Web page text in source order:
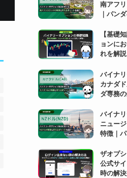
南アフ
｜パン
【基礎
ョンに
れを解説
バイナ
カナダ
ダ専務
バイナ
ニュー
特徴｜
ザオプシ
公式サ
時の解決